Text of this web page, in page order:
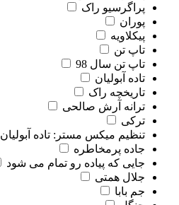
پراگرسیو راک
پوران
پیکلاویه
تاپ تن
تاپ تن سال 98
تاده آبولیان
تاریخچه راک
ترانه آرش صالحی
ترکی
تنظیم میکس مستر: تاده آبولیان
جاده پرمخاطره
جایی که پیاده رو تمام می شود
جلال همتی
جم بابا